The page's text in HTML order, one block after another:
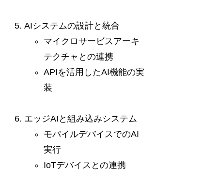
AIシステムの設計と統合
マイクロサービスアーキ
テクチャとの連携
APIを活用したAI機能の実
装
エッジAIと組み込みシステム
モバイルデバイスでのAI
実行
IoTデバイスとの連携